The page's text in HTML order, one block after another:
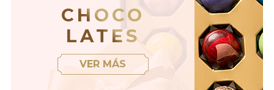
CHOCO
LATES
VER MÁS